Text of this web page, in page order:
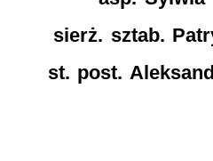
sierż. sztab.
st. post.